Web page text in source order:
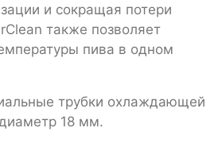
и сокращая потери
также позволяет
пива в одном
трубки охлаждающей
18 мм.